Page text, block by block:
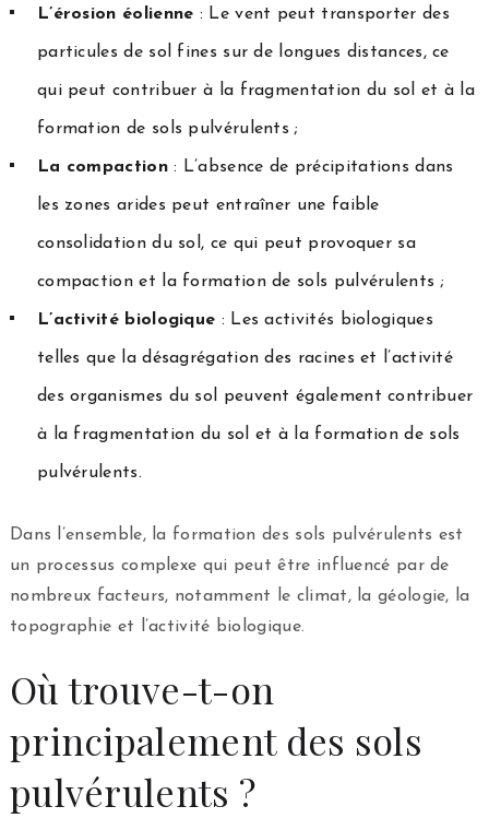
L’érosion éolienne : Le vent peut transporter des
particules de sol fines sur de longues distances, ce
qui peut contribuer à la fragmentation du sol et à la
formation de sols pulvérulents ;
La compaction: L’absence de précipitations dans
les zones arides peut entraîner une faible
consolidation du sol, ce qui peut provoquer sa
compaction et la formation de sols pulvérulents ;
L’activité biologique : Les activités biologiques
telles que la désagrégation des racines et l’activité
des organismes du sol peuvent également contribuer
à la fragmentation du sol et à la formation de sols
pulvérulents.
Dans l’ensemble, la formation des sols pulvérulents est
un processus complexe qui peut être influencé par de
nombreux facteurs, notamment le climat, la géologie, la
topographie et l’activité biologique.
Où trouve-t-on
principalement des sols
pulvérulents ?